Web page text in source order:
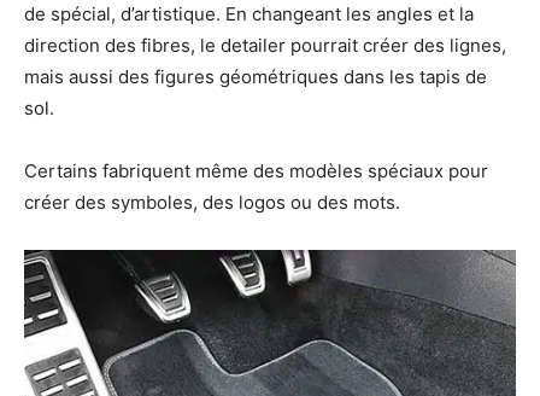
de spécial, d’artistique. En changeant les angles et la
direction des fibres, le detailer pourrait créer des lignes,
mais aussi des figures géométriques dans les tapis de
sol.
Certains fabriquent même des modèles spéciaux pour
créer des symboles, des logos ou des mots.